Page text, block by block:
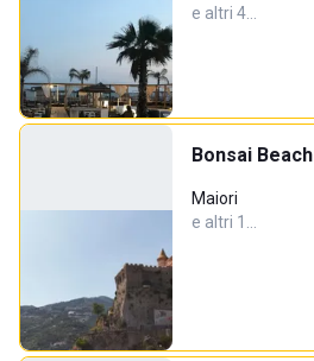
e altri 4…
Bonsai Beach
Maiori
e altri 1…